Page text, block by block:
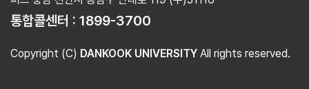
통합콜센터 : 1899-3700
Copyright (C) DANKOOK UNIVERSITY All rights reserved.